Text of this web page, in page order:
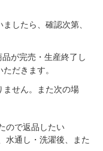
したら、確認次第、
が完売・生産終了し
だきます。
ません。また次の場
ので返品したい
水通し・洗濯後、また